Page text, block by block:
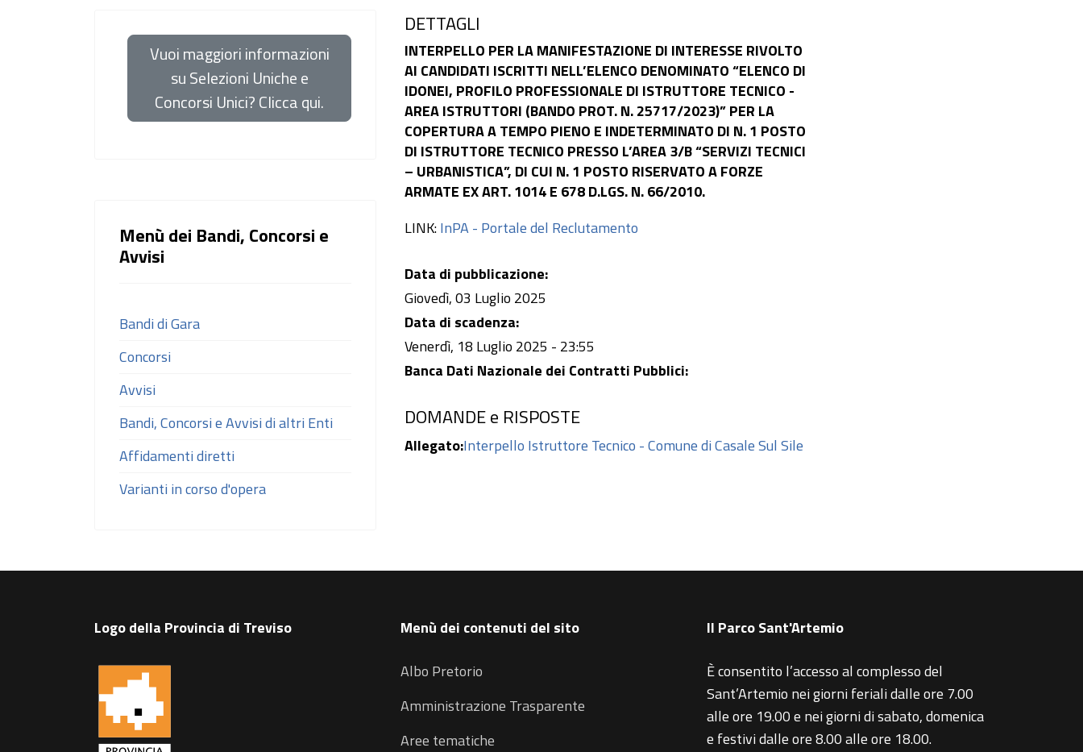
Vuoi maggiori informazioni
su Selezioni Uniche e
Concorsi Unici? Clicca qui.
Menù dei Bandi, Concorsi e
Avvisi
Bandi di Gara
Concorsi
Avvisi
Bandi, Concorsi e Avvisi di altri Enti
Affidamenti diretti
Varianti in corso d'opera
DETTAGLI
INTERPELLO PER LA MANIFESTAZIONE DI INTERESSE RIVOLTO
AI CANDIDATI ISCRITTI NELL’ELENCO DENOMINATO “ELENCO DI
IDONEI, PROFILO PROFESSIONALE DI ISTRUTTORE TECNICO -
AREA ISTRUTTORI (BANDO PROT. N. 25717/2023)” PER LA
COPERTURA A TEMPO PIENO E INDETERMINATO DI N. 1 POSTO
DI ISTRUTTORE TECNICO PRESSO L’AREA 3/B “SERVIZI TECNICI
– URBANISTICA”, DI CUI N. 1 POSTO RISERVATO A FORZE
ARMATE EX ART. 1014 E 678 D.LGS. N. 66/2010.
LINK:InPA - Portale del Reclutamento
Data di pubblicazione:
Giovedì, 03 Luglio 2025
Data di scadenza:
Venerdì, 18 Luglio 2025 - 23:55
Banca Dati Nazionale dei Contratti Pubblici:
DOMANDE e RISPOSTE
Allegato:Interpello Istruttore Tecnico - Comune di Casale Sul Sile
Logo della Provincia di Treviso
Menù dei contenuti del sito
Albo Pretorio
Amministrazione Trasparente
Aree tematiche
Il Parco Sant'Artemio
È consentito l’accesso al complesso del
Sant’Artemio nei giorni feriali dalle ore 7.00
alle ore 19.00 e nei giorni di sabato, domenica
e festivi dalle ore 8.00 alle ore 18.00.